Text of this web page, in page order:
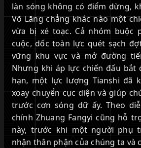
làn sóng không có điểm dừng,
Võ Lăng chẳng khác nào một
vừa bị xé toạc. Cả nhóm buộc
cuộc, dốc toàn lực quét sạch
vững khu vực và mở đường
Nhưng khi áp lực chiến đấu bắt
hạn, một lực lượng Tianshi đã
xoay chuyển cục diện và giúp
trước cơn sóng dữ ấy. Theo
chính Zhuang Fangyi cũng hỗ
này, trước khi một người phụ
nhận thân phận của chúng ta và